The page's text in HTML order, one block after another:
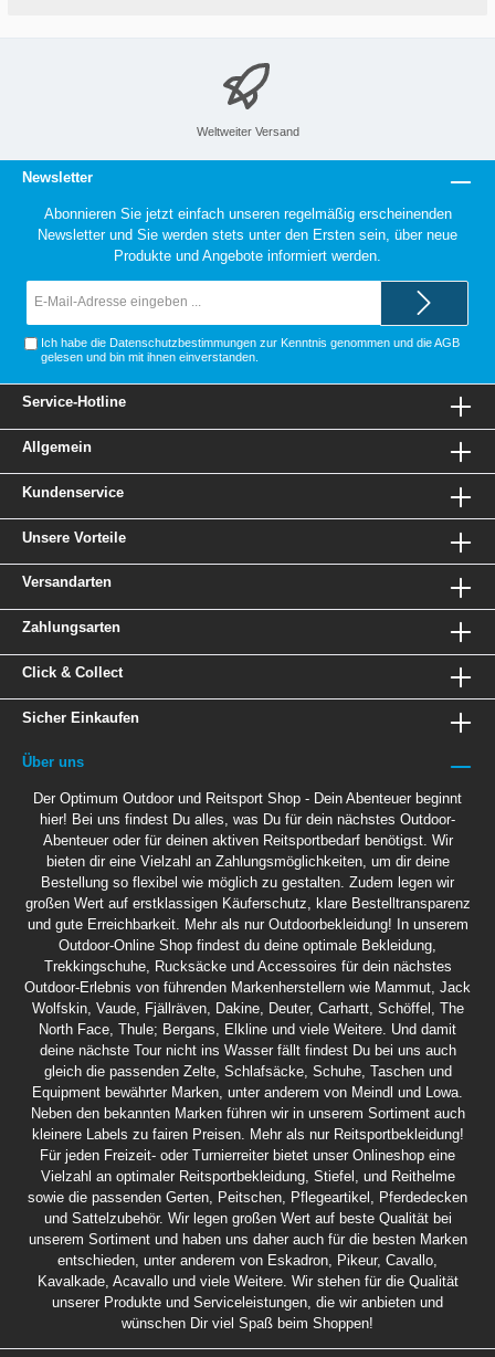
Weltweiter Versand
Newsletter
Abonnieren Sie jetzt einfach unseren regelmäßig erscheinenden
Newsletter und Sie werden stets unter den Ersten sein, über neue
Produkte und Angebote informiert werden.
Ich habe die Datenschutzbestimmungen zur Kenntnis genommen und dieAGB
gelesen und bin mit ihnen einverstanden.
Service-Hotline
Allgemein
Kundenservice
Unsere Vorteile
Versandarten
Zahlungsarten
Click & Collect
Sicher Einkaufen
Über uns
Der Optimum Outdoor und Reitsport Shop - Dein Abenteuer beginnt
hier! Bei uns findest Du alles, was Du für dein nächstes Outdoor-
Abenteuer oder für deinen aktiven Reitsportbedarf benötigst. Wir
bieten dir eine Vielzahl an Zahlungsmöglichkeiten, um dir deine
Bestellung so flexibel wie möglich zu gestalten. Zudem legen wir
großen Wert auf erstklassigen Käuferschutz, klare Bestelltransparenz
und gute Erreichbarkeit. Mehr als nur Outdoorbekleidung! In unserem
Outdoor-Online Shop findest du deine optimale Bekleidung,
Trekkingschuhe, Rucksäcke und Accessoires für dein nächstes
Outdoor-Erlebnis von führenden Markenherstellern wie Mammut, Jack
Wolfskin, Vaude, Fjällräven, Dakine, Deuter, Carhartt, Schöffel, The
North Face, Thule; Bergans, Elkline und viele Weitere. Und damit
deine nächste Tour nicht ins Wasser fällt findest Du bei uns auch
gleich die passenden Zelte, Schlafsäcke, Schuhe, Taschen und
Equipment bewährter Marken, unter anderem von Meindl und Lowa.
Neben den bekannten Marken führen wir in unserem Sortiment auch
kleinere Labels zu fairen Preisen. Mehr als nur Reitsportbekleidung!
Für jeden Freizeit- oder Turnierreiter bietet unser Onlineshop eine
Vielzahl an optimaler Reitsportbekleidung, Stiefel, und Reithelme
sowie die passenden Gerten, Peitschen, Pflegeartikel, Pferdedecken
und Sattelzubehör. Wir legen großen Wert auf beste Qualität bei
unserem Sortiment und haben uns daher auch für die besten Marken
entschieden, unter anderem von Eskadron, Pikeur, Cavallo,
Kavalkade, Acavallo und viele Weitere. Wir stehen für die Qualität
unserer Produkte und Serviceleistungen, die wir anbieten und
wünschen Dir viel Spaß beim Shoppen!